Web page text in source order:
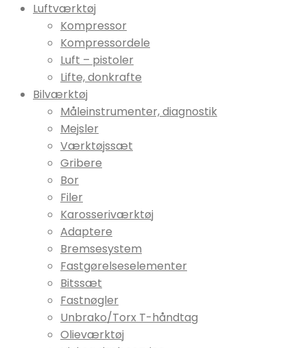
Luftværktøj
Kompressor
Kompressordele
Luft – pistoler
Lifte, donkrafte
Bilværktøj
Måleinstrumenter, diagnostik
Mejsler
Værktøjssæt
Gribere
Bor
Filer
Karosseriværktøj
Adaptere
Bremsesystem
Fastgørelseselementer
Bitssæt
Fastnøgler
Unbrako/Torx T-håndtag
Olieværktøj